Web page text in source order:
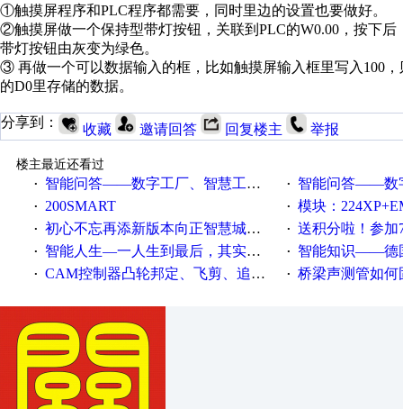
①触摸屏程序和PLC程序都需要，同时里边的设置也要做好。
②触摸屏做一个保持型带灯按钮，关联到PLC的W0.00，按下后
带灯按钮由灰变为绿色。
③ 再做一个可以数据输入的框，比如触摸屏输入框里写入100
的D0里存储的数据。
分享到： 收藏 邀请回答 回复楼主 举报
楼主最近还看过
·
智能问答——数字工厂、智慧工厂和智能制造三者的区别是什么？ · 智能问答——数字化工厂与
· 200SMART · 模块：
· 初心不忘再添新版本向正智慧城市云展厅3.0版亮相 · 送积分啦！参加7月6日
· 智能人生—一人生到最后，其实拼的都是人品 · 智能知识——德国工业崛起
· CAM控制器凸轮邦定、飞剪、追剪等C功能块 · 桥梁声测管如何固